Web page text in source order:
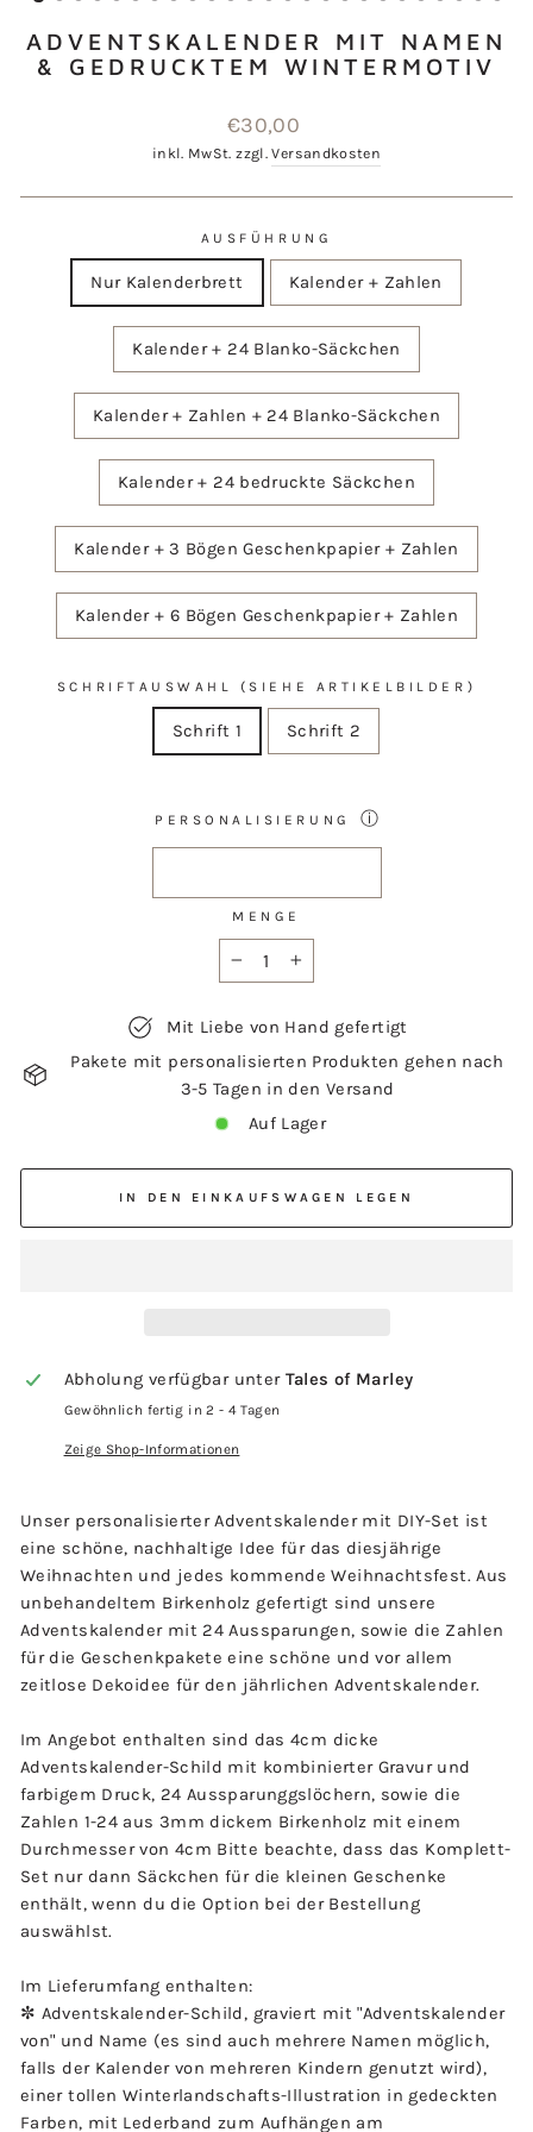
ADVENTSKALENDER MIT NAMEN
& GEDRUCKTEM WINTERMOTIV
Normaler
Preis
€30,00
inkl. MwSt. zzgl.Versandkosten
AUSFÜHRUNG
Nur Kalenderbrett Kalender + Zahlen
Kalender + 24 Blanko-Säckchen
Kalender + Zahlen + 24 Blanko-Säckchen
Kalender + 24 bedruckte Säckchen
Kalender + 3 Bögen Geschenkpapier + Zahlen
Kalender + 6 Bögen Geschenkpapier + Zahlen
SCHRIFTAUSWAHL (SIEHE ARTIKELBILDER)
Schrift 1 Schrift 2
PERSONALISIERUNG ⓘ
MENGE
Mit Liebe von Hand gefertigt
Pakete mit personalisierten Produkten gehen nach
3-5 Tagen in den Versand
Auf Lager
IN DEN EINKAUFSWAGEN LEGEN
Abholung verfügbar unter Tales of Marley
Gewöhnlich fertig in 2 - 4 Tagen
Zeige Shop-Informationen
Unser personalisierter Adventskalender mit DIY-Set ist
eine schöne, nachhaltige Idee für das diesjährige
Weihnachten und jedes kommende Weihnachtsfest. Aus
unbehandeltem Birkenholz gefertigt sind unsere
Adventskalender mit 24 Aussparungen, sowie die Zahlen
für die Geschenkpakete eine schöne und vor allem
zeitlose Dekoidee für den jährlichen Adventskalender.
Im Angebot enthalten sind das 4cm dicke
Adventskalender-Schild mit kombinierter Gravur und
farbigem Druck, 24 Aussparunggslöchern, sowie die
Zahlen 1-24 aus 3mm dickem Birkenholz mit einem
Durchmesser von 4cm Bitte beachte, dass das Komplett-
Set nur dann Säckchen für die kleinen Geschenke
enthält, wenn du die Option bei der Bestellung
auswählst.
Im Lieferumfang enthalten:
✼ Adventskalender-Schild, graviert mit "Adventskalender
von" und Name (es sind auch mehrere Namen möglich,
falls der Kalender von mehreren Kindern genutzt wird),
einer tollen Winterlandschafts-Illustration in gedeckten
Farben, mit Lederband zum Aufhängen am